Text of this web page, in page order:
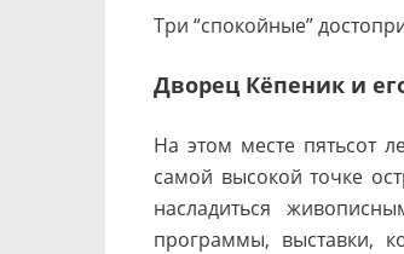
Три “спокойные”
Дворец Кёпеник и
На этом месте пятьсот
самой высокой точке
насладиться
программы, выставки,